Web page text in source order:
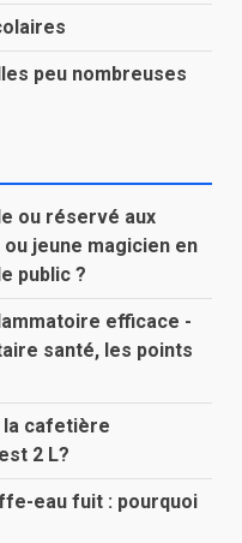
peu nombreuses
ou réservé aux
jeune magicien en
public ?
efficace -
santé, les points
la cafetière
2 L?
eau fuit : pourquoi